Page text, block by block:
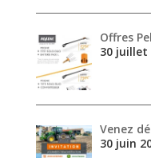
Offres
30 juillet
Venez
30 juin